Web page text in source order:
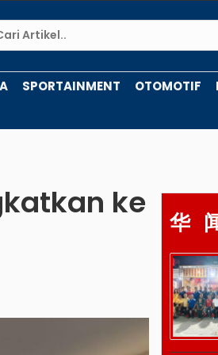
SPORTAINMENT OTOMOTIF
ke
华